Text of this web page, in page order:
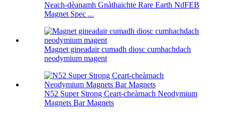
Neach-dèanamh Gnàthaichte Rare Earth NdFEB
Magnet Spec ...
Magnet gineadair cumadh diosc cumhachdach
neodymium magent
N52 Super Strong Ceart-cheàrnach Neodymium
Magnets Bar Magnets